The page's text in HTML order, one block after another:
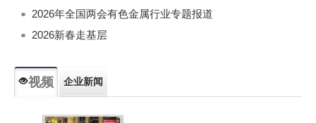
2026年全国两会有色金属行业专题报道
2026新春走基层
视频 企业新闻